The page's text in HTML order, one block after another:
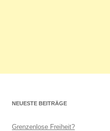
NEUESTE BEITRÄGE
Grenzenlose Freiheit?